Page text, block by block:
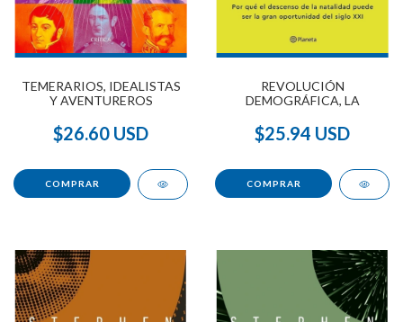
TEMERARIOS, IDEALISTAS
Y AVENTUREROS
$26.60 USD
REVOLUCIÓN
DEMOGRÁFICA, LA
$25.94 USD